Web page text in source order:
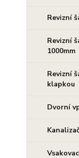
Revizní
Revizní
1000mm
Revizní
klapkou
Dvorní